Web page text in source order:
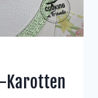
Karotten